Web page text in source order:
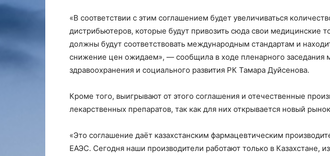
«В соответствии с этим соглашением будет увеличиваться
дистрибьютеров, которые будут привозить сюда свои медицинские
должны будут соответствовать международным стандартам и
снижение цен ожидаем», — сообщила в ходе пленарного заседания
здравоохранения и социального развития РК Тамара Дуйсенова.
Кроме того, выигрывают от этого соглашения и отечественные
лекарственных препаратов, так как для них открывается новый
«Это соглашение даёт казахстанским фармацевтическим
ЕАЭС. Сегодня наши производители работают только в Казахстане,